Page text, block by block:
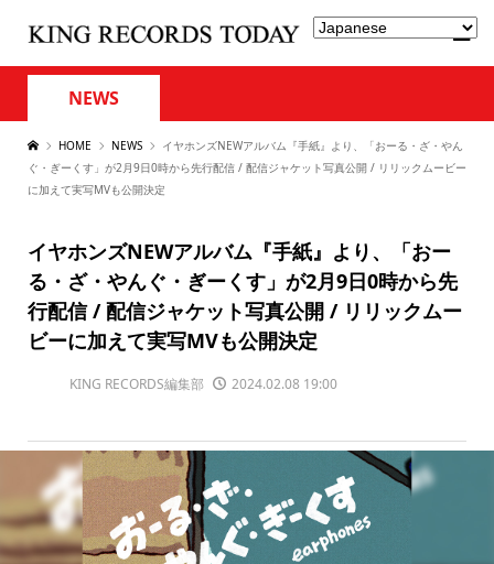
NEWS
HOME NEWS
イヤホンズNEWアルバム『手紙』より、「おーる・ざ・やん
ぐ・ぎーくす」が2月9日0時から先行配信 / 配信ジャケット写真公開 / リリックムービー
に加えて実写MVも公開決定
イヤホンズNEWアルバム『手紙』より、「おー
る・ざ・やんぐ・ぎーくす」が2月9日0時から先
行配信 / 配信ジャケット写真公開 / リリックムー
ビーに加えて実写MVも公開決定
KING RECORDS編集部 2024.02.08 19:00